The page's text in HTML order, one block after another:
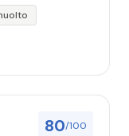
80/100